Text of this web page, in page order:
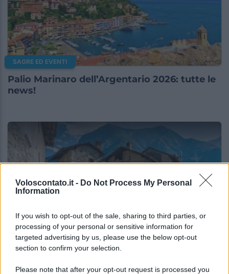
Voloscontato.it - Do Not Process My Personal
Information
If you wish to opt-out of the sale, sharing to third parties, or
processing of your personal or sensitive information for
targeted advertising by us, please use the below opt-out
section to confirm your selection.
Please note that after your opt-out request is processed you
SAGRE ED EVENTI
Palio Marinaro dell’Argentario 2026: tutte le
news!
SAGRE ED EVENTI
Festa del Valle d’Aosta Lard d’Arnad DOP
2026: date e dettagli